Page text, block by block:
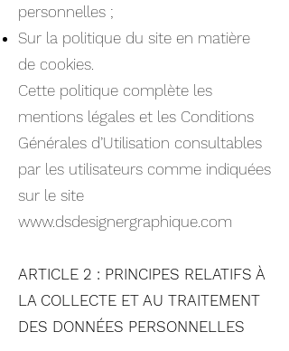
personnelles ;
Sur la politique du site en matière
de cookies.
Cette politique complète les
mentions légales et les Conditions
Générales d’Utilisation consultables
par les utilisateurs comme indiquées
sur le site
www.dsdesignergraphique.com
ARTICLE 2 : PRINCIPES RELATIFS À
LA COLLECTE ET AU TRAITEMENT
DES DONNÉES PERSONNELLES